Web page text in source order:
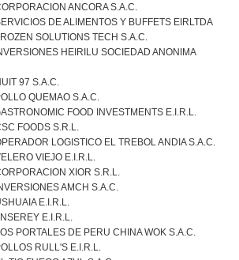
ANCORA S.A.C.
DE ALIMENTOS Y BUFFETS EIRLTDA
SOLUTIONS TECH S.A.C.
HEIRILU SOCIEDAD ANONIMA
97 S.A.C.
QUEMAO S.A.C.
FOOD INVESTMENTS E.I.R.L.
FOODS S.R.L.
LOGISTICO EL TREBOL ANDIA S.A.C.
VIEJO E.I.R.L.
XIOR S.R.L.
AMCH S.A.C.
E.I.R.L.
E.I.R.L.
PORTALES DE PERU CHINA WOK S.A.C.
RULL'S E.I.R.L.